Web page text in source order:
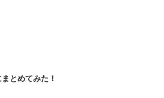
とめてみた！